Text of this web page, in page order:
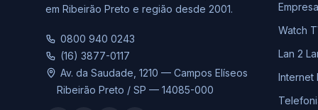
em Ribeirão Preto e região desde 2001.
0800 940 0243
(16) 3877-0117
Av. da Saudade, 1210 — Campos Elíseos
Ribeirão Preto / SP — 14085-000
Watch
Lan 2
Internet